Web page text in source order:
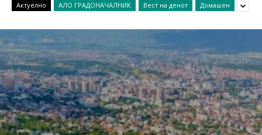
Актуелно АЛО ГРАДОНАЧАЛНИК Вест на денот Домашен